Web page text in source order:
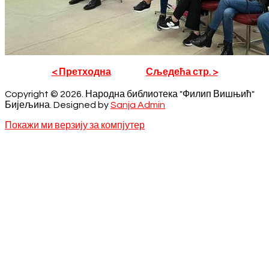
< Претходна Сљедећа стр. >
Copyright © 2026. Народна библиотека "Филип Вишњић"
Бијељина. Designed bySanja Admin
Покажи ми верзију за компјутер